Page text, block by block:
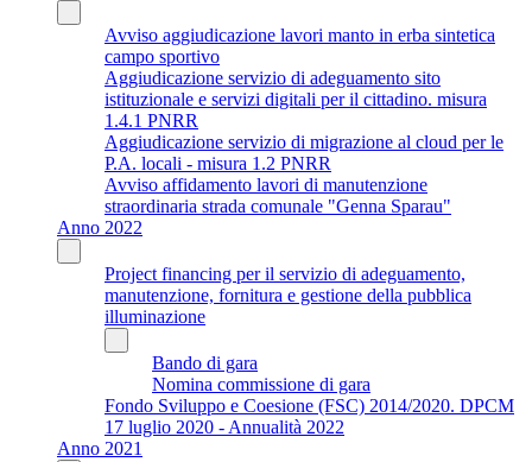
Avviso aggiudicazione lavori manto in erba sintetica
campo sportivo
Aggiudicazione servizio di adeguamento sito
istituzionale e servizi digitali per il cittadino. misura
1.4.1 PNRR
Aggiudicazione servizio di migrazione al cloud per le
P.A. locali - misura 1.2 PNRR
Avviso affidamento lavori di manutenzione
straordinaria strada comunale "Genna Sparau"
Anno 2022
Project financing per il servizio di adeguamento,
manutenzione, fornitura e gestione della pubblica
illuminazione
Bando di gara
Nomina commissione di gara
Fondo Sviluppo e Coesione (FSC) 2014/2020. DPCM
17 luglio 2020 - Annualità 2022
Anno 2021